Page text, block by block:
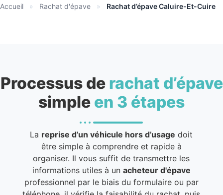
Accueil » Rachat d'épave » Rachat d’épave Caluire-Et-Cuire
Processus de rachat d’épave
simple en 3 étapes
La reprise d’un véhicule hors d’usage doit
être simple à comprendre et rapide à
organiser. Il vous suffit de transmettre les
informations utiles à un acheteur d'épave
professionnel par le biais du formulaire ou par